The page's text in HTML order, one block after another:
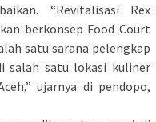
“Revitalisasi Rex
berkonsep Food Court
satu sarana pelengkap
salah satu lokasi kuliner
ujarnya di pendopo,